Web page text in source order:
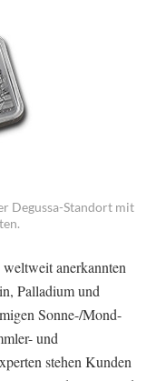
Degussa-Standort mit
anerkannten
Palladium und
Sonne-/Mond-
und
stehen Kunden